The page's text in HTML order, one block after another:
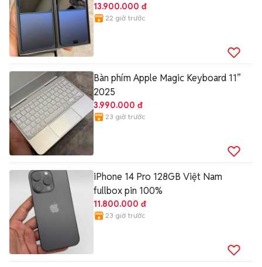
13.900.000 đ
22 giờ trước
Bàn phím Apple Magic Keyboard 11”
2025
3.990.000 đ
23 giờ trước
iPhone 14 Pro 128GB Việt Nam
fullbox pin 100%
11.800.000 đ
23 giờ trước